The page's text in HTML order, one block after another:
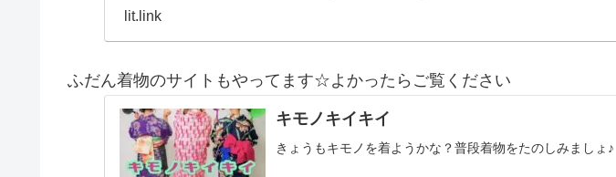
lit.link
ふだん着物のサイトもやってます☆よかったらご覧ください
キモノキイキイ
きょうもキモノを着ようかな？普段着物をたのしみましょ♪